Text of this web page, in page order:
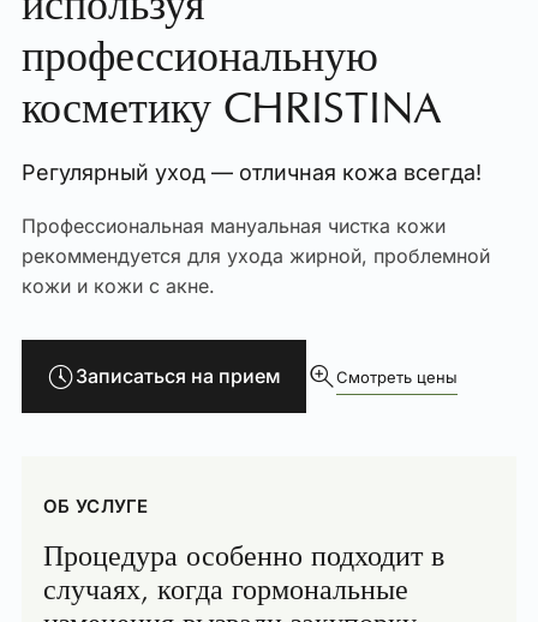
профессиональную
косметику CHRISTINA
Регулярный уход — отличная кожа всегда!
Профессиональная мануальная чистка кожи
рекоммендуется для ухода жирной, проблемной
кожи и кожи с акне.
Записаться на прием Смотреть цены
ОБ УСЛУГЕ
Процедура особенно подходит в
случаях, когда гормональные